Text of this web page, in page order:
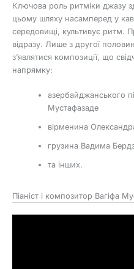
Ключова роль ритміки джазу
цьому шляху насамперед у
середовищі, культивує ритм.
відразу. Лише з другої
з’являтися композиції, що
напрямку:
азербайджанського
Мустафазаде
вірменина
грузина Вадима
та інших.
Піаніст і композитор Вагіфа